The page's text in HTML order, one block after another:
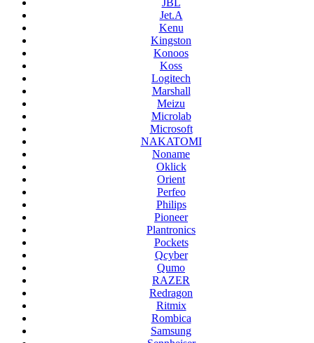
JBL
Jet.A
Kenu
Kingston
Konoos
Koss
Logitech
Marshall
Meizu
Microlab
Microsoft
NAKATOMI
Noname
Oklick
Orient
Perfeo
Philips
Pioneer
Plantronics
Pockets
Qcyber
Qumo
RAZER
Redragon
Ritmix
Rombica
Samsung